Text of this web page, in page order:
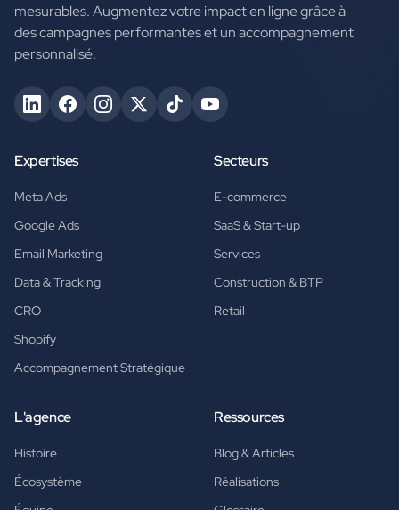
mesurables. Augmentez votre impact en ligne grâce à
des campagnes performantes et un accompagnement
personnalisé.
Expertises
Meta Ads
Google Ads
Email Marketing
Data & Tracking
CRO
Shopify
Accompagnement Stratégique
Secteurs
E-commerce
SaaS & Start-up
Services
Construction & BTP
Retail
L'agence
Histoire
Écosystème
Ressources
Blog & Articles
Réalisations